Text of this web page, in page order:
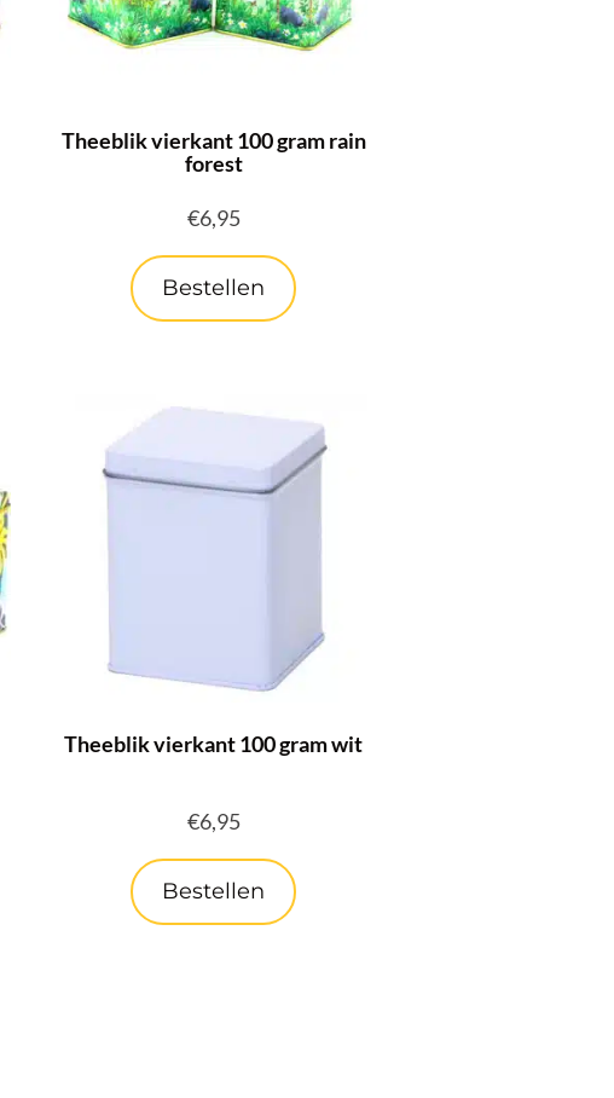
Theeblik vierkant 100 gram rain
forest
€6,95
Bestellen
Theeblik vierkant 100 gram wit
€6,95
Bestellen